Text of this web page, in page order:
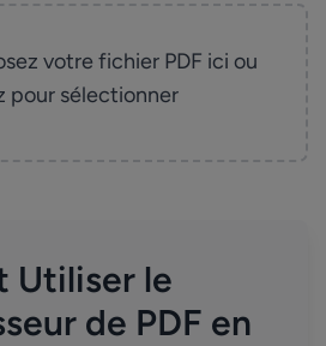
votre fichier PDF ici ou
pour sélectionner
Utiliser le
de PDF en